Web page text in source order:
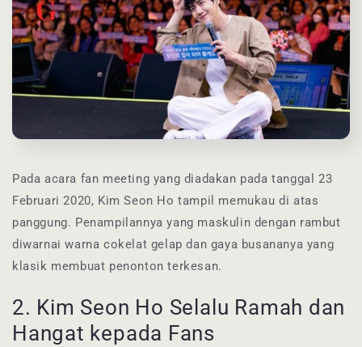
Pada acara fan meeting yang diadakan pada tanggal 23
Februari 2020, Kim Seon Ho tampil memukau di atas
panggung. Penampilannya yang maskulin dengan rambut
diwarnai warna cokelat gelap dan gaya busananya yang
klasik membuat penonton terkesan.
2. Kim Seon Ho Selalu Ramah dan
Hangat kepada Fans